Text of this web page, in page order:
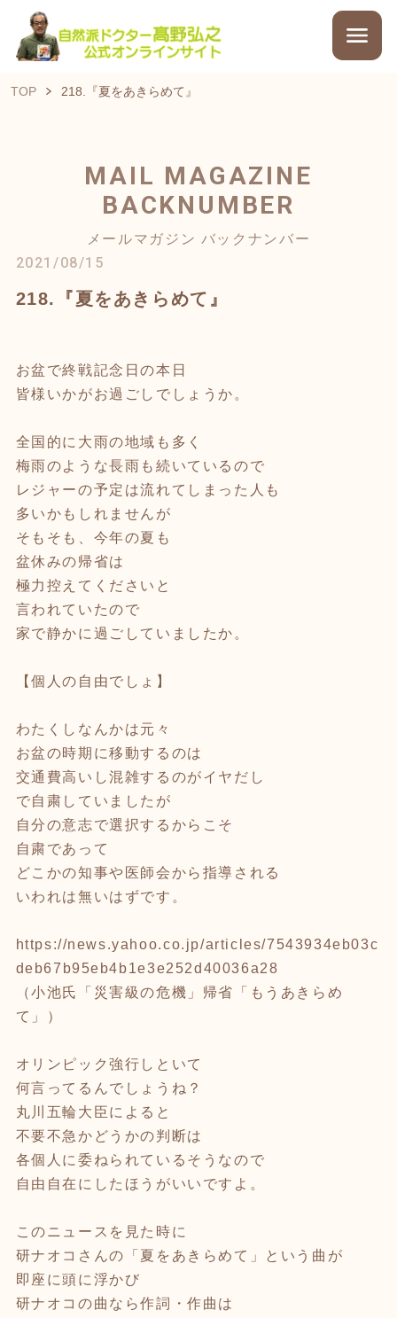
TOP 218.『夏をあきらめて』
MAIL MAGAZINE
BACKNUMBER
メールマガジン バックナンバー
2021/08/15
218.『夏をあきらめて』
お盆で終戦記念日の本日
皆様いかがお過ごしでしょうか。
全国的に大雨の地域も多く
梅雨のような長雨も続いているので
レジャーの予定は流れてしまった人も
多いかもしれませんが
そもそも、今年の夏も
盆休みの帰省は
極力控えてくださいと
言われていたので
家で静かに過ごしていましたか。
【個人の自由でしょ】
わたくしなんかは元々
お盆の時期に移動するのは
交通費高いし混雑するのがイヤだし
で自粛していましたが
自分の意志で選択するからこそ
自粛であって
どこかの知事や医師会から指導される
いわれは無いはずです。
https://news.yahoo.co.jp/articles/7543934eb03c
deb67b95eb4b1e3e252d40036a28
（小池氏「災害級の危機」帰省「もうあきらめ
て」）
オリンピック強行しといて
何言ってるんでしょうね？
丸川五輪大臣によると
不要不急かどうかの判断は
各個人に委ねられているそうなので
自由自在にしたほうがいいですよ。
このニュースを見た時に
研ナオコさんの「夏をあきらめて」という曲が
即座に頭に浮かび
研ナオコの曲なら作詞・作曲は